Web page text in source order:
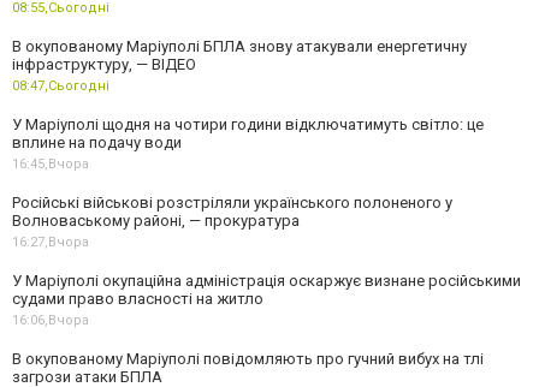
08:55,Сьогодні
В окупованому Маріуполі БПЛА знову атакували енергетичну
інфраструктуру, — ВІДЕО
08:47,Сьогодні
У Маріуполі щодня на чотири години відключатимуть світло: це
вплине на подачу води
16:45,Вчора
Російські військові розстріляли українського полоненого у
Волноваському районі, — прокуратура
16:27,Вчора
У Маріуполі окупаційна адміністрація оскаржує визнане російськими
судами право власності на житло
16:06,Вчора
В окупованому Маріуполі повідомляють про гучний вибух на тлі
загрози атаки БПЛА